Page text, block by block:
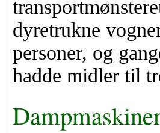
dyretrukne
personer, og
hadde midler til